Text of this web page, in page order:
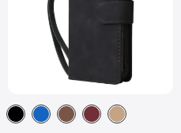
NoirBleuMarron
Vin Marron